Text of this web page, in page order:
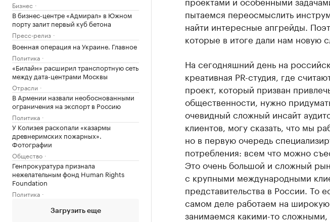
Бизнес
В бизнес-центре «Адмирал» в Южном
порту залит первый куб бетона
Пресс-релиз
Военная операция на Украине. Главное
Политика
«Билайн» расширил транспортную сеть
между дата-центрами Москвы
Отрасли
В Армении назвали необоснованными
ограничения на экспорт в Россию
Политика
У Колизея раскопали «казармы
древнеримских пожарных».
Фотографии
Общество
Генпрокуратура признала
нежелательным фонд Human Rights
Foundation
Политика
Загрузить еще
пытаемся переосмыслить
найти интересные апгрейды.
которые в итоге дали нам новую
На сегодняшний день на
креативная PR-студия, где
проект, который призван
общественности, нужно
очевидный сложный инсайт
клиентов, могу сказать, что мы
но в первую очередь
потребления: всем что можно
Это очень большой и сложный
с крупными международными
представительства в России. То
самом деле работаем на
занимаемся какими-то